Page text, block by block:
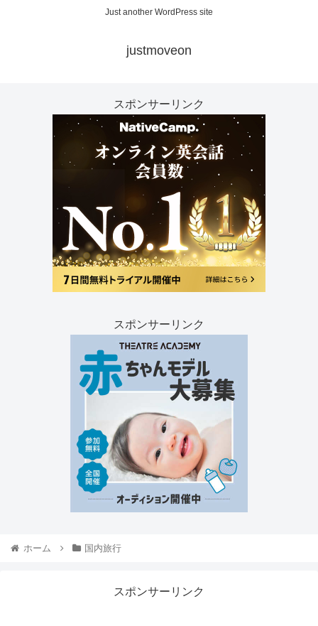
Just another WordPress site
justmoveon
スポンサーリンク
スポンサーリンク
ホーム 国内旅行
スポンサーリンク